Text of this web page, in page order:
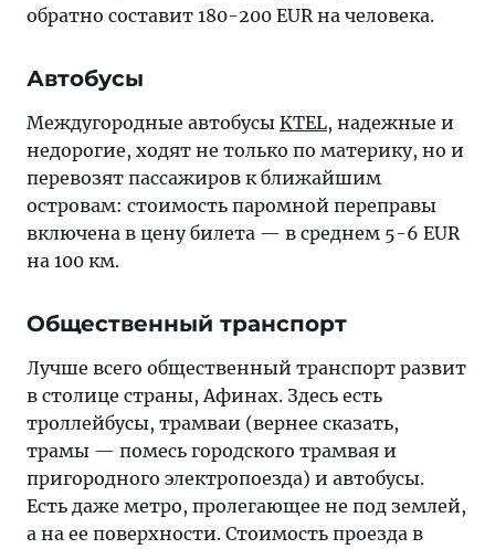
обратно составит 180-200 EUR на человека.
Автобусы
Междугородные автобусы KTEL, надежные и
недорогие, ходят не только по материку, но и
перевозят пассажиров к ближайшим
островам: стоимость паромной переправы
включена в цену билета — в среднем 5-6 EUR
на 100 км.
Общественный транспорт
Лучше всего общественный транспорт развит
в столице страны, Афинах. Здесь есть
троллейбусы, трамваи (вернее сказать,
трамы — помесь городского трамвая и
пригородного электропоезда) и автобусы.
Есть даже метро, пролегающее не под землей,
а на ее поверхности. Стоимость проезда в